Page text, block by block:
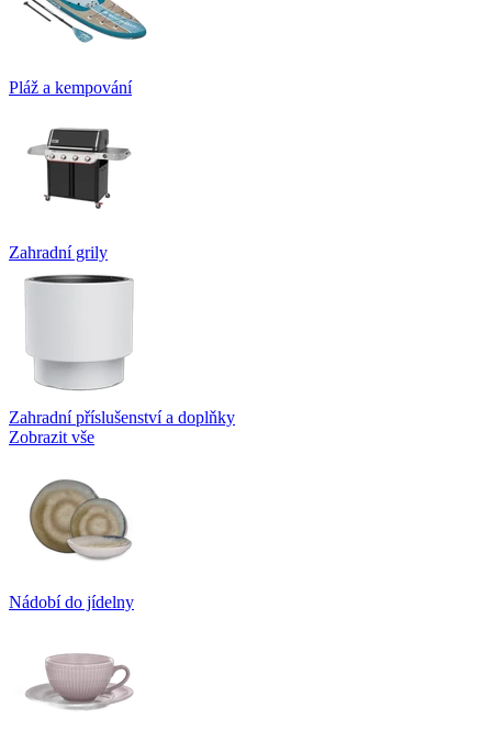
Pláž a kempování
Zahradní grily
Zahradní příslušenství a doplňky
Zobrazit vše
Nádobí do jídelny